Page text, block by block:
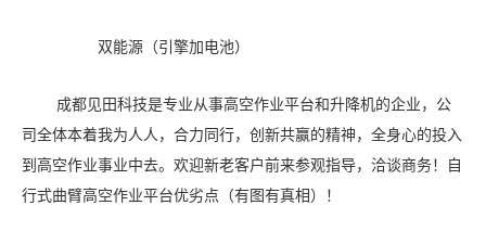
双能源（引擎加电池）
成都见田科技是专业从事高空作业平台和升降机的企业，公
司全体本着我为人人，合力同行，创新共赢的精神，全身心的投入
到高空作业事业中去。欢迎新老客户前来参观指导，洽谈商务！自
行式曲臂高空作业平台优劣点（有图有真相）！